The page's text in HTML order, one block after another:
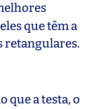
que têm a
retangulares.
que a testa, o